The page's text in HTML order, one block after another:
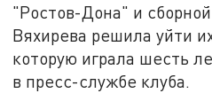
"Ростов-Дона" и
Вяхирева решила уйти
которую играла шесть
в пресс-службе клуба.